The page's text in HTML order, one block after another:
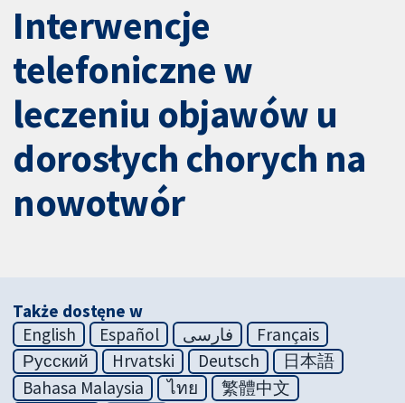
Interwencje
telefoniczne w
leczeniu objawów u
dorosłych chorych na
nowotwór
Także dostęne w
English
Español فارسی
Français
Русский
Hrvatski Deutsch
日本語
Bahasa Malaysia
ไทย
繁體中文